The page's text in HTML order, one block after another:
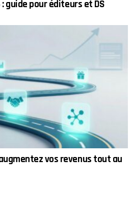
guide pour éditeurs et DS
vos revenus tout au